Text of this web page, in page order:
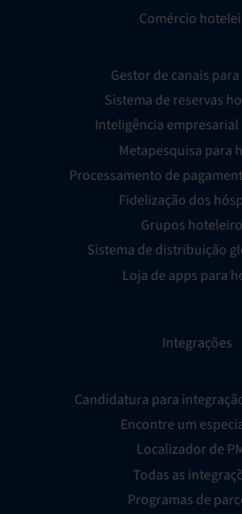
Comércio
Gestor de canais
Sistema de reservas
Inteligência
Metapesquisa para
Processamento de
Fidelização dos
Grupos
Sistema de distribuição
Loja de apps para
Integrações
Candidatura para
Encontre um
Localizador de
Todas as
Programas de